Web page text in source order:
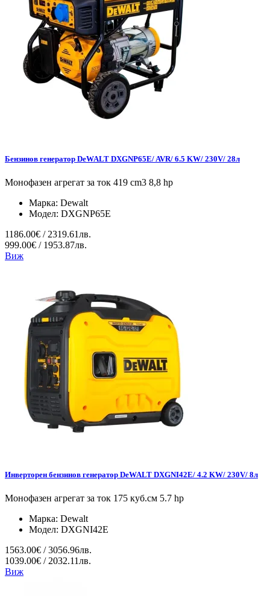
Бензинов генератор DeWALT DXGNP65E/ AVR/ 6.5 KW/ 230V/ 28л
Монофазен агрегат за ток 419 cm3 8,8 hp
Марка: Dewalt
Модел: DXGNP65E
1186.00€ / 2319.61лв.
999.00€ / 1953.87лв.
Виж
Инверторен бензинов генератор DeWALT DXGNI42E/ 4.2 KW/ 230V/ 8л
Монофазен агрегат за ток 175 куб.см 5.7 hp
Марка: Dewalt
Модел: DXGNI42E
1563.00€ / 3056.96лв.
1039.00€ / 2032.11лв.
Виж